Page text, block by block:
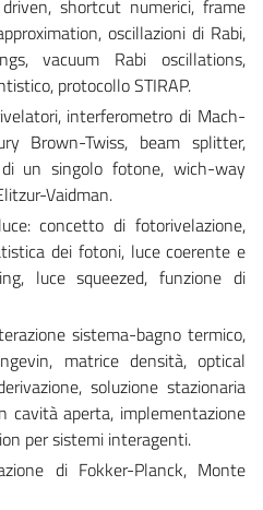
shortcut numerici, frame
oscillazioni di Rabi,
vacuum Rabi oscillations,
protocollo STIRAP.
interferometro di Mach-
Brown-Twiss, beam splitter,
un singolo fotone, wich-way
Vaidman.
concetto di fotorivelazione,
dei fotoni, luce coerente e
luce squeezed, funzione di
sistema-bagno termico,
matrice densità, optical
soluzione stazionaria
aperta, implementazione
per sistemi interagenti.
di Fokker-Planck, Monte